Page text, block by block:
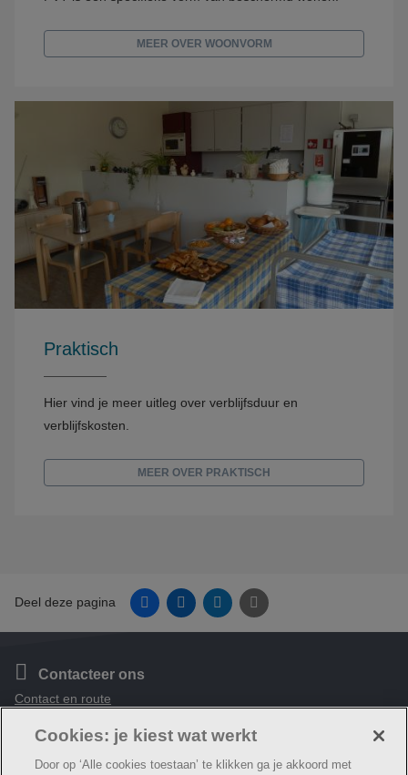
MEER OVER WOONVORM
Praktisch
Hier vind je meer uitleg over verblijfsduur en
verblijfskosten.
MEER OVER PRAKTISCH
Deel deze pagina FacebookLinkedinTwitter E-mail
Contacteer ons
Contact en route
Volg ons Facebook
Cookies: je kiest wat werkt
Door op ‘Alle cookies toestaan’ te klikken ga je akkoord met